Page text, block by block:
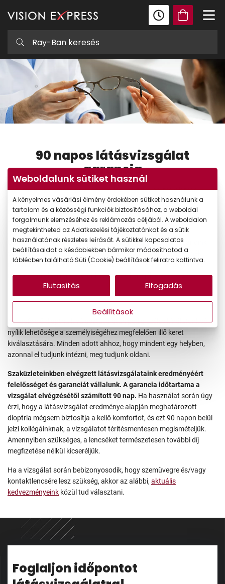
90 napos látásvizsgálat
garancia
Látásunk ellenőrzése ugyanolyan fontos, mint bármelyik más
szűrővizsgálat elvégzése. Hiába vagyunk kortalanok és minden
nappal csak fiatalodunk, fontos, hogy szemeink épségére is kellő
figyelmet fordítsunk.
Üzleteinkben teljes körű optikai szolgáltatást végzünk vásárlóink
számára, melyet szakértő kollégáink végeznek el. Ha szeretnék
rövid időn belül megoldani ezt a vizsgálatot, akkor javasoljuk az
időpontfoglalási rendszerünket, hogy elkerüljék a várakozást.
A megfelelő dioptria kiválasztása után pedig széles kínálatunkból
nyílik lehetősége a személyiségéhez megfelelően illő keret
kiválasztására. Minden adott ahhoz, hogy mindent egy helyben,
azonnal el tudjunk intézni, meg tudjunk oldani.
Szaküzleteinkben elvégzett látásvizsgálataink eredményéért
felelősséget és garanciát vállalunk. A garancia időtartama a
vizsgálat elvégzésétől számított 90 nap. Ha használat során úgy
érzi, hogy a látásvizsgálat eredménye alapján meghatározott
dioptria mégsem biztosítja a kellő komfortot, és ezt 90 napon belül
jelzi kollégáinknak, a vizsgálatot térítésmentesen megismételjük.
Amennyiben szükséges, a lencséket természetesen további díj
megfizetése nélkül kicseréljük.
Ha a vizsgálat során bebizonyosodik, hogy szemüvegre és/vagy
kontaktlencsére lesz szükség, akkor az alábbi, aktuális
kedvezményeink közül tud választani.
Foglaljon időpontot
Weboldalunk sütiket használ
A kényelmes vásárlási élmény érdekében sütiket használunk a
tartalom és a közösségi funkciók biztosításához, a weboldal
forgalmunk elemzéséhez és reklámozás céljából. A weboldalon
megtekintheted az Adatkezelési tájékoztatónkat és a sütik
használatának részletes leírását. A sütikkel kapcsolatos
beállításaidat a későbbiekben bármikor módosíthatod a
láblécben található Süti (Cookie) beállítások feliratra kattintva.
Beállítások
Elutasítás Elfogadás